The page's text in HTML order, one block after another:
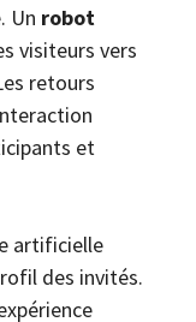
Un robot
visiteurs vers
retours
et
artificielle
des invités.